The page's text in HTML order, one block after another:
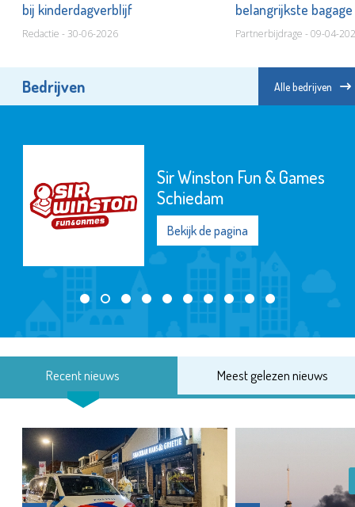
bij kinderdagverblijf
Redactie - 30-06-2026
belangrijkste bagage
Partnerbijdrage - 09-04-
Bedrijven Alle bedrijven
Sir Winston Fun & Games
Schiedam
Bekijk de pagina
Recent nieuws Meest gelezen nieuws